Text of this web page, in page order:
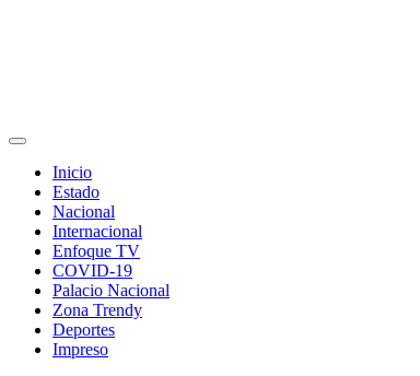
Inicio
Estado
Nacional
Internacional
Enfoque TV
COVID-19
Palacio Nacional
Zona Trendy
Deportes
Impreso